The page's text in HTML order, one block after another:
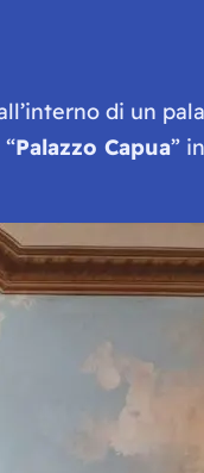
di un
Palazzo Capua”